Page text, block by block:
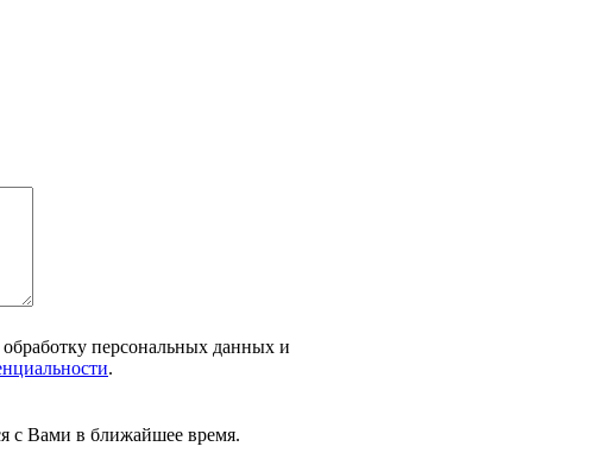
персональных данных и
.
с Вами в ближайшее время.